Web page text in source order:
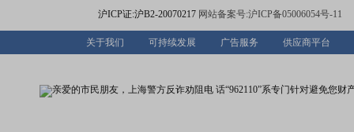
沪ICP证:沪B2-20070217 网站备案号:沪ICP备05006054号-11
关于我们 可持续发展 广告服务 供应商平台